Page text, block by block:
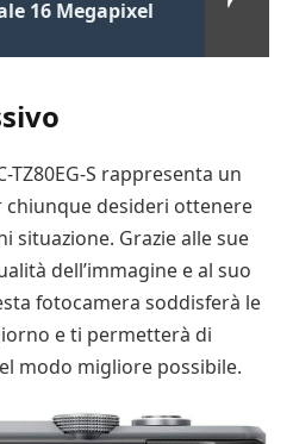
16 Megapixel
TZ80EG-S rappresenta un
desideri ottenere
situazione. Grazie alle sue
dell’immagine e al suo
fotocamera soddisferà le
e ti permetterà di
modo migliore possibile.